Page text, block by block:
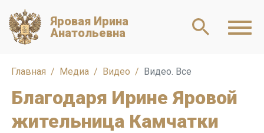
Яровая Ирина
Анатольевна
Главная Медиа Видео Видео. Все
Благодаря Ирине Яровой
жительница Камчатки